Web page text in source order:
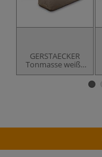
GERSTAECKER
Tonmasse weiß -
unschamottiert